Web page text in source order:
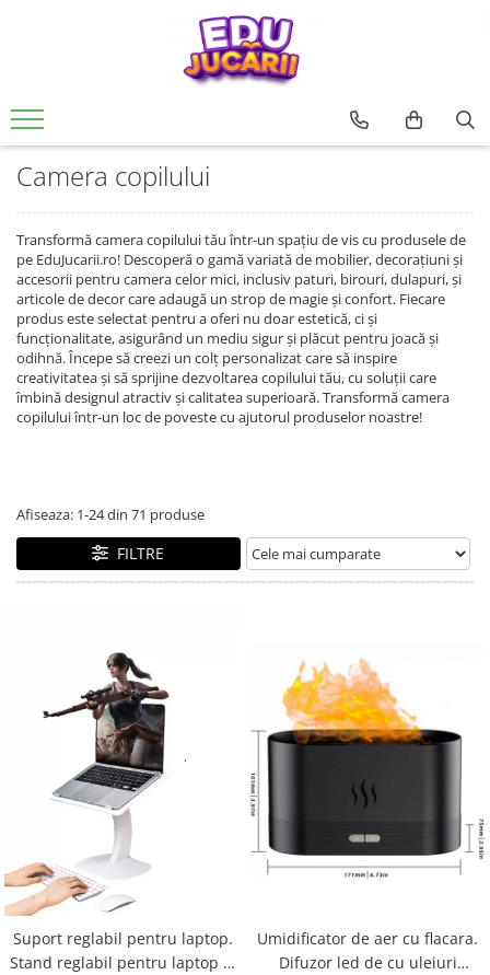
0 - 3 ani
3 - 6 ani
6 - 9 ani
9 - 12 ani
pentru FETE
pentru BAIETI
Jucarii si jocuri educative
Jucarii si activitati Montessori si
Jucarii din lemn
Jucarii educative
Jocuri de indemanare si
dexteritate
Jocuri de memorie, inteligenta si
asociere
Puzzle
Magnetic
lemn
Alfabet si matematica
Jocuri de memorie si inteligenta
Creative
Seturi de constructie
Pictura si desen
Jocuri de pescuit
Muzicale
Jocuri pentru margelit si siteruit
Jucarii antistres
LEGO
CARTI PENTRU COPII
Usborne
Editura Univers Enciclopedic
Colectia Unicornii magici
Colectia Ucenicul vrajitor
Colectia Hotii luminii
Colectia Tafiti – povești educative și
ilustrate pentru copii 5-7 ani
Colectia Cauta si Gaseste
Povesti diverse
Editura ALL
Colectia FANNI. Dezvoltare
Seria Lectia de sanatate
Editura Litera
Editura Galaxia Copiilor
Colectia Pia Papadia
Colectia Micul Paianjen Firicel
Atlase Enciclopedii
Marea carte
Papusi si accesorii
Ateliere si bancuri de lucru
Vehicule
Figurine
Set joaca doctor
Motrice si senzoriale
Dentitie
Centre de activitati
Antemergatoare si premergatoare
Cuburi si caramizi
Zornaitoare
Rechizite si papatarie
Rechizite Creative
Camera copilului
Transformă camera copilului tău într-un spațiu de vis cu produsele de
pe EduJucarii.ro! Descoperă o gamă variată de mobilier, decorațiuni și
accesorii pentru camera celor mici, inclusiv paturi, birouri, dulapuri, și
articole de decor care adaugă un strop de magie și confort. Fiecare
produs este selectat pentru a oferi nu doar estetică, ci și
funcționalitate, asigurând un mediu sigur și plăcut pentru joacă și
odihnă. Începe să creezi un colț personalizat care să inspire
creativitatea și să sprijine dezvoltarea copilului tău, cu soluții care
îmbină designul atractiv și calitatea superioară. Transformă camera
copilului într-un loc de poveste cu ajutorul produselor noastre!
Afiseaza: 1-24din 71 produse
FILTRE
Suport reglabil pentru laptop.
Stand reglabil pentru laptop si
Umidificator de aer cu flacara.
Difuzor led de cu uleiuri